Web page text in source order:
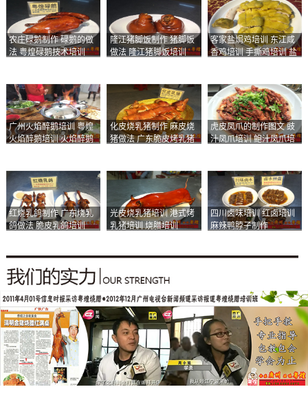
农庄碌鹅制作 碌鹅的做
法 粤煌碌鹅技术培训
隆江猪脚饭制作 猪脚饭
做法 隆江猪脚饭培训
客家盐焗鸡培训 东江咸
香鸡培训 手撕鸡培训 盐
广州火焰醉鹅培训 粤煌
火焰醉鹅培训 火焰醉鹅
化皮烧乳猪制作 麻皮烧
猪做法 广东脆皮烤乳猪
虎皮凤爪的制作图文 豉
汁凤爪培训 鲍汁凤爪培
红烧乳鸽制作 广东烧乳
鸽做法 脆皮乳鸽培训
光皮烧乳猪培训 港式烤
乳猪培训 烧腊培训
四川卤味培训 红卤培训
麻辣鸭脖子制作